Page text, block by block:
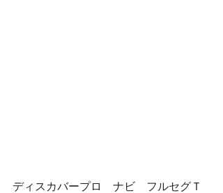
ディスカバープロ　ナビ　フルセグＴ